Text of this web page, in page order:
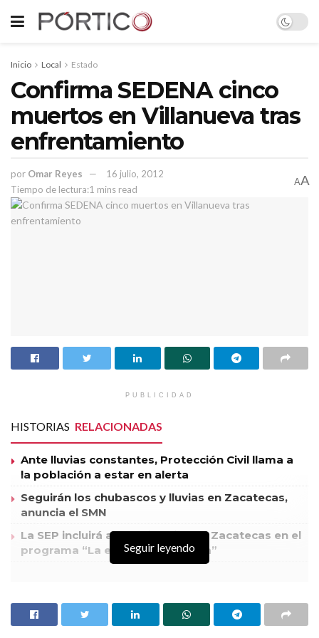
Inicio Local Estado
Confirma SEDENA cinco
muertos en Villanueva tras
enfrentamiento
por Omar Reyes
16 julio, 2012
Tiempo de lectura:1 mins read
AA
PUBLICIDAD
HISTORIAS RELACIONADAS
Ante lluvias constantes, Protección Civil llama a
la población a estar en alerta
Seguirán los chubascos y lluvias en Zacatecas,
anuncia el SMN
La SEP incluirá a las primarias de Zacatecas en el
programa “La escuela es nuestra”
que tras registrarse un enfrentamiento entre grupos
antagónicos en Villanueva.
Seguir leyendo